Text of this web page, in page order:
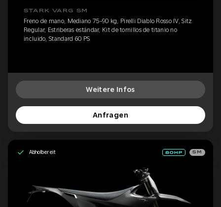
STARK VARG SM
Freno de mano, Mediano 75-90 kg, Pirelli Diablo Rosso IV, Sitz
Regular, Estriberas estándar, Kit de tornillos de titanio no
incluido, Standard 60 PS
Weitere Infos
Anfragen
Abholbereit SM